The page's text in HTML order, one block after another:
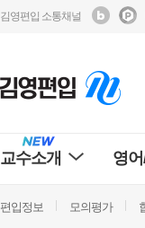
김영편입 소통채널
교수소개 영
편입정보 모의평가